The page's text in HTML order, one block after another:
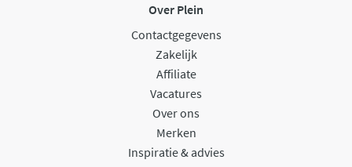
Over Plein
Contactgegevens
Zakelijk
Affiliate
Vacatures
Over ons
Merken
Inspiratie & advies